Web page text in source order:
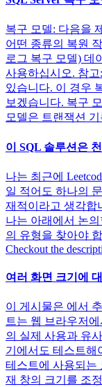
복구 모델: 다음을
어떤 종류의 복원
로그 복구 모델) 데
사용하십시오. 참
있습니다. 이 경우
보겠습니다. 복구
모델은 트랜잭션 기
이 SQL 솔루션은
나는 최근에
일 적어도 하나의
재적이라고 생각합
나는 아래에서 논
의 유형을 찾아야
Checkout the
여러 화면 크기에
이 게시물은 에서
트는 웹 브라우저
의 실제 사용과 유
기에서도 테스트해
테스트에 사용되는
재 창의 크기를 조